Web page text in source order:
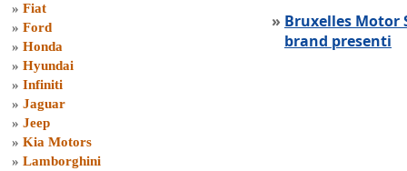
» Fiat
» Ford
» Honda
» Hyundai
» Infiniti
» Jaguar
» Jeep
» Kia Motors
» Lamborghini
» Bruxelles Motor
brand presenti